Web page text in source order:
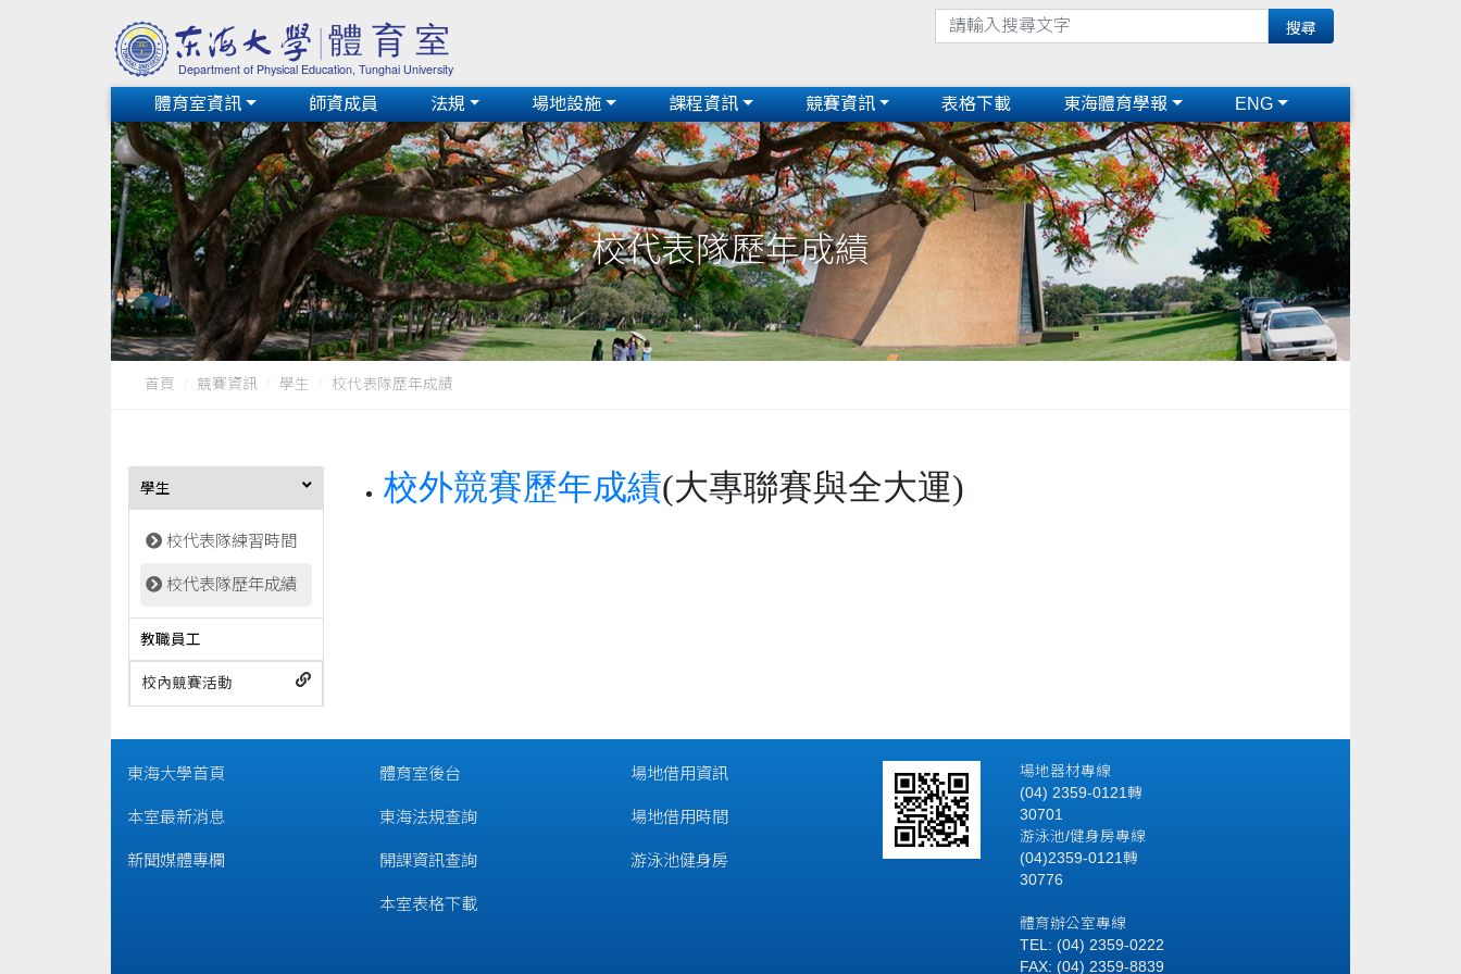
體育室資訊 師資成員 法規 場地設施 課程資訊 競賽資訊 表格下載 東海體育學報 ENG
校代表隊歷年成績
首頁 競賽資訊 學生 校代表隊歷年成績
學生
校代表隊練習時間
校代表隊歷年成績
教職員工
校內競賽活動
校外競賽歷年成績(大專聯賽與全大運)
東海大學首頁
本室最新消息
新聞媒體專欄
體育室後台
東海法規查詢
開課資訊查詢
本室表格下載
場地借用資訊
場地借用時間
游泳池健身房
場地器材專線
(04) 2359-0121轉
30701
游泳池/健身房專線
(04)2359-0121轉
30776
體育辦公室專線
TEL: (04) 2359-0222
FAX: (04) 2359-8839